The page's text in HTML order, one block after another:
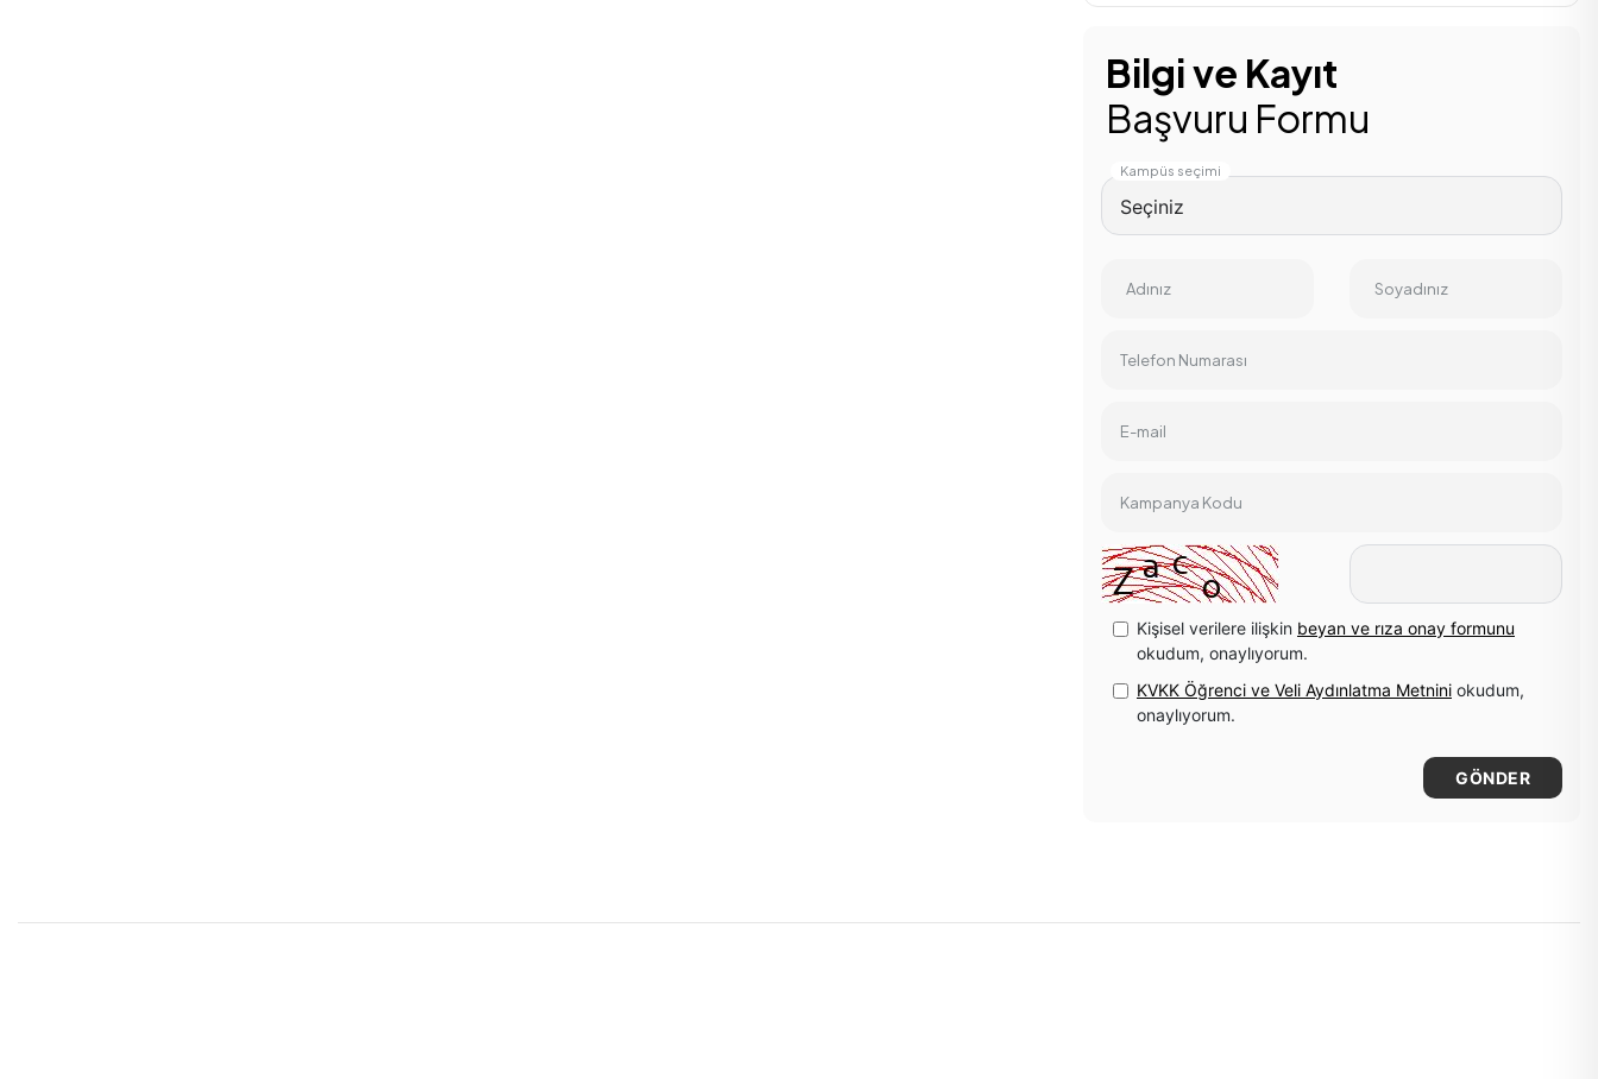
Bilgi ve Kayıt
Başvuru Formu
Kampüs seçimi
Adınız Soyadınız
Telefon Numarası
E-mail
Kampanya Kodu
Kişisel verilere ilişkin beyan ve rıza onay formunu
okudum, onaylıyorum.
KVKK Öğrenci ve Veli Aydınlatma Metnini okudum,
onaylıyorum.
GÖNDER